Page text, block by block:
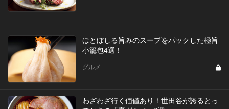
ほとぼしる旨みのスープをパックした極旨
小籠包4選！
グルメ
わざわざ行く価値あり！世田谷が誇るとっ